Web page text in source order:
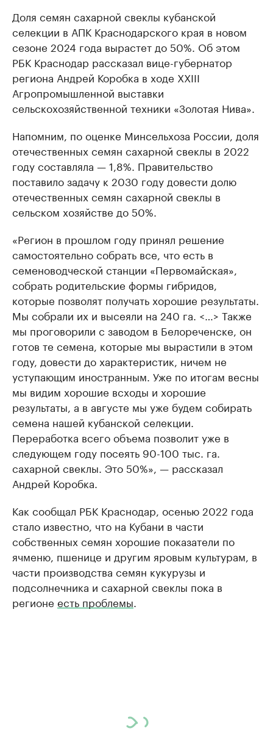
Доля семян сахарной свеклы кубанской
селекции в АПК Краснодарского края в новом
сезоне 2024 года вырастет до 50%. Об этом
РБК Краснодар рассказал вице-губернатор
региона Андрей Коробка в ходе XXIII
Агропромышленной выставки
сельскохозяйственной техники «Золотая Нива».
Напомним, по оценке Минсельхоза России, доля
отечественных семян сахарной свеклы в 2022
году составляла — 1,8%. Правительство
поставило задачу к 2030 году довести долю
отечественных семян сахарной свеклы в
сельском хозяйстве до 50%.
«Регион в прошлом году принял решение
самостоятельно собрать все, что есть в
семеноводческой станции «Первомайская»,
собрать родительские формы гибридов,
которые позволят получать хорошие результаты.
Мы собрали их и высеяли на 240 га. <…> Также
мы проговорили с заводом в Белореченске, он
готов те семена, которые мы вырастили в этом
году, довести до характеристик, ничем не
уступающим иностранным. Уже по итогам весны
мы видим хорошие всходы и хорошие
результаты, а в августе мы уже будем собирать
семена нашей кубанской селекции.
Переработка всего объема позволит уже в
следующем году посеять 90-100 тыс. га.
сахарной свеклы. Это 50%», — рассказал
Андрей Коробка.
Как сообщал РБК Краснодар, осенью 2022 года
стало известно, что на Кубани в части
собственных семян хорошие показатели по
ячменю, пшенице и другим яровым культурам, в
части производства семян кукурузы и
подсолнечника и сахарной свеклы пока в
регионе есть проблемы